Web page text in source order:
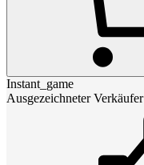
Instant_game
Ausgezeichneter Verkäufer